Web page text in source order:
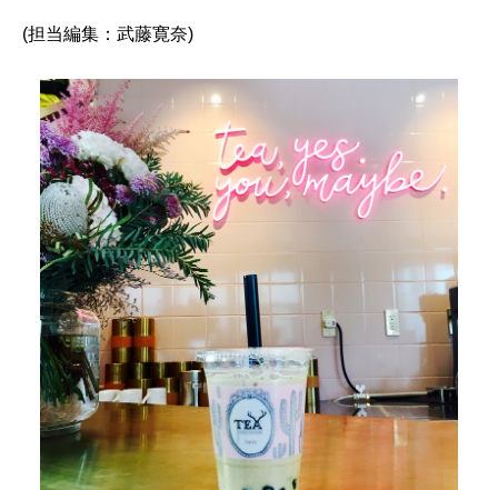
(担当編集：武藤寛奈)